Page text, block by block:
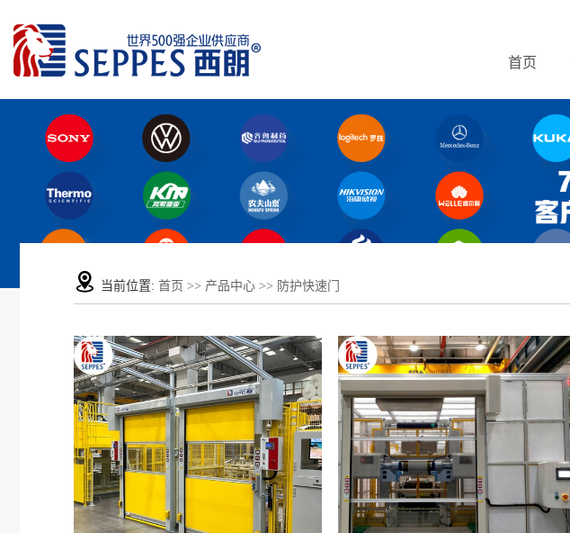
首页
当前位置: 首页 >> 产品中心 >> 防护快速门